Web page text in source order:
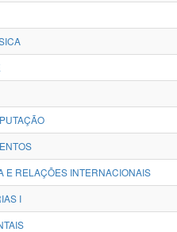
E RELAÇÕES INTERNACIONAIS
I